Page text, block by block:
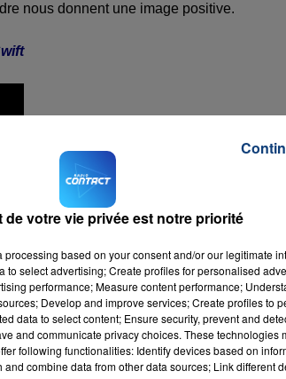
nous donnent une image positive.
de votre vie privée est notre priorité
processing based on your consent and/or our legitimate
select advertising; Create profiles for personalised
performance; Measure content performance;
Develop and improve services; Create profiles to
data to select content; Ensure security, prevent and
and communicate privacy choices. These technologies
following functionalities: Identify devices based on
combine data from other data sources; Link different